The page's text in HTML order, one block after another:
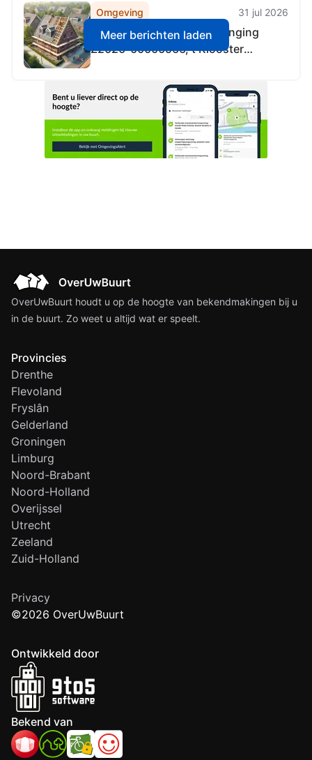
Omgeving 31 jul 2026
Kennisgeving termijnverlenging
Z2026-00000566, t Klooster
Meer berichten laden
OverUwBuurt houdt u op de hoogte van bekendmakingen bij u
in de buurt. Zo weet u altijd wat er speelt.
Provincies
Drenthe
Flevoland
Fryslân
Gelderland
Groningen
Limburg
Noord-Brabant
Noord-Holland
Overijssel
Utrecht
Zeeland
Zuid-Holland
Privacy
©2026 OverUwBuurt
Ontwikkeld door
Bekend van